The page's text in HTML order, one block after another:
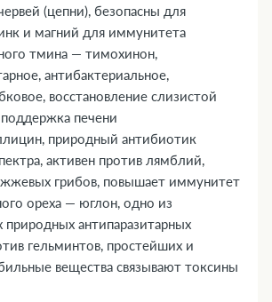
(цепни), безопасны для
и магний для иммунитета
тмина — тимохинон,
антибактериальное,
восстановление слизистой
печени
природный антибиотик
активен против лямблий,
грибов, повышает иммунитет
ореха — юглон, одно из
антипаразитарных
гельминтов, простейших и
вещества связывают токсины